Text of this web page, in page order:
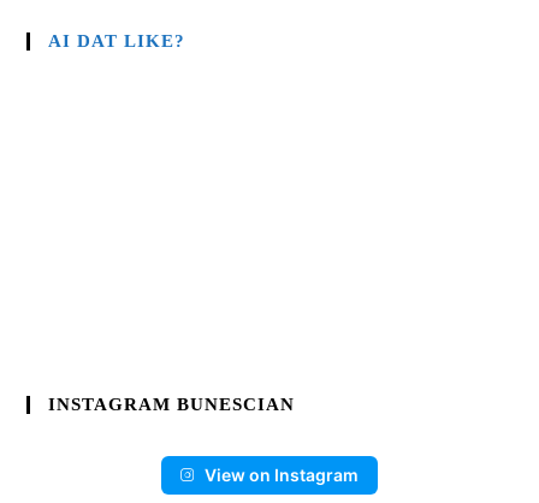
AI DAT LIKE?
INSTAGRAM BUNESCIAN
View on Instagram